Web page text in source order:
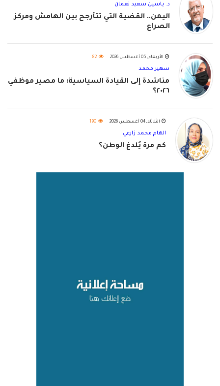
د. ياسين سعيد نعمان
اليمن.. القضية التي تتأرجح بين الهامش ومركز
الصراع
الأربعاء, 05 أغسطس 2026 82
سهير محمد
مناشدة إلى القيادة السياسية: ما مصير موظفي
٢٠٢٦؟
الثلاثاء, 04 أغسطس 2026 190
الهام محمد زارعي
كم مرة يُلدغ الوطن؟